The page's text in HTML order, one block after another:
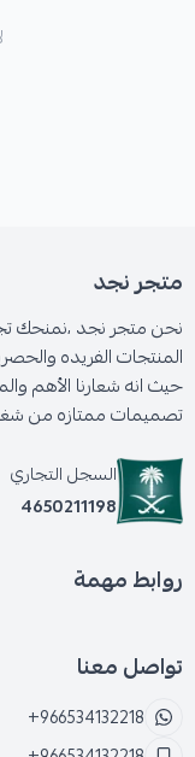
متجر نجد
نحن متجر نجد ،نمنحك
المنتجات الفريده
حيث انه شعارنا الأهم
تصميمات ممتازه من
السجل التجاري
4650211198
روابط مهمة
تواصل معنا
+966534132218